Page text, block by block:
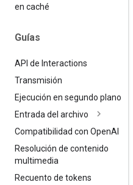
en caché
Guías
API de Interactions
Transmisión
Ejecución en segundo plano
Entrada del archivo
Compatibilidad con OpenAI
Resolución de contenido
multimedia
Recuento de tokens